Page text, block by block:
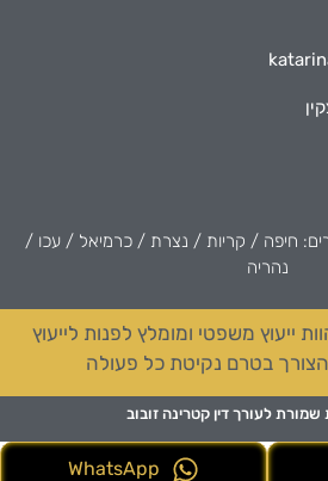
חיפה / קריות / נצרת / כרמיאל / עכו /
נהריה
ייעוץ משפטי ומומלץ לפנות לייעוץ
בטרם נקיטת כל פעולה
שמורת לעורך דין קטרינה זובוב
WhatsApp